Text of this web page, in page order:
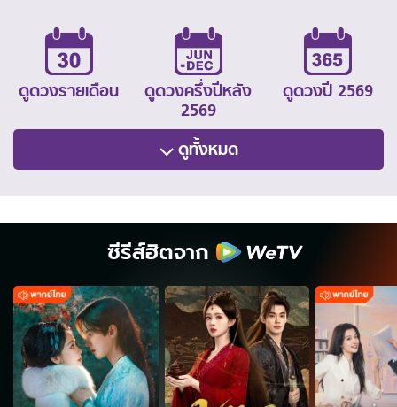
ดูดวงรายเดือน
ดูดวงครึ่งปีหลัง
2569
ดูดวงปี 2569
ดูทั้งหมด
ซีรีส์ฮิตจาก